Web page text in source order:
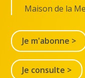
Maison de la
Je m'abonne >
Je consulte >